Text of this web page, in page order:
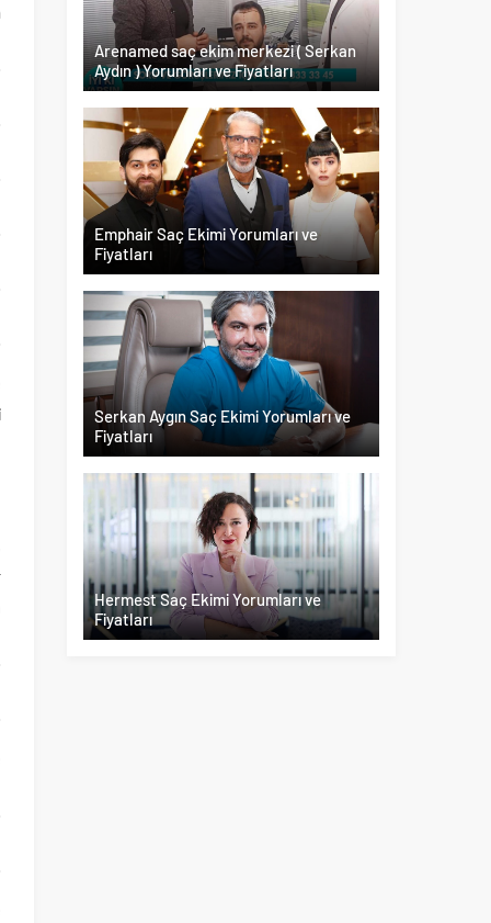
Arenamed saç ekim merkezi ( Serkan
Aydın ) Yorumları ve Fiyatları
Emphair Saç Ekimi Yorumları ve
Fiyatları
Serkan Aygın Saç Ekimi Yorumları ve
Fiyatları
Hermest Saç Ekimi Yorumları ve
Fiyatları